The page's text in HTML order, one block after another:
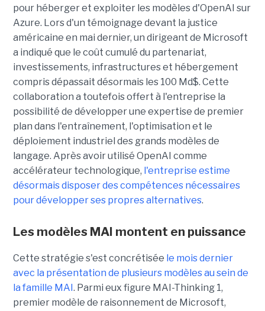
pour héberger et exploiter les modèles d'OpenAI sur
Azure. Lors d'un témoignage devant la justice
américaine en mai dernier, un dirigeant de Microsoft
a indiqué que le coût cumulé du partenariat,
investissements, infrastructures et hébergement
compris dépassait désormais les 100 Md$. Cette
collaboration a toutefois offert à l'entreprise la
possibilité de développer une expertise de premier
plan dans l'entraînement, l'optimisation et le
déploiement industriel des grands modèles de
langage. Après avoir utilisé OpenAI comme
accélérateur technologique, l'entreprise estime
désormais disposer des compétences nécessaires
pour développer ses propres alternatives.
Les modèles MAI montent en puissance
Cette stratégie s'est concrétisée le mois dernier
avec la présentation de plusieurs modèles au sein de
la famille MAI. Parmi eux figure MAI-Thinking 1,
premier modèle de raisonnement de Microsoft,